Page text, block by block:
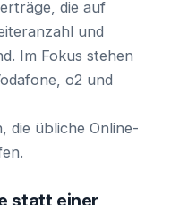
die auf
und
Im Fokus stehen
o2 und
die übliche Online-
statt einer